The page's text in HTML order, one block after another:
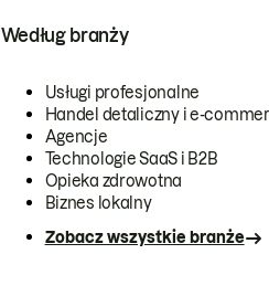
Według branży
Usługi profesjonalne
Handel detaliczny i e-
Agencje
Technologie SaaS i B2B
Opieka zdrowotna
Biznes lokalny
Zobacz wszystkie branże